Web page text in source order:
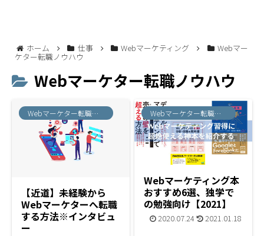
ホーム 仕事 Webマーケティング Webマー
ケター転職ノウハウ
Webマーケター転職ノウハウ
Webマーケター転職ノウハウ
【近道】未経験から
Webマーケターへ転職
する方法※インタビュ
ー
Webマーケター転職ノウハウ
Webマーケティング本
おすすめ6選、独学で
の勉強向け【2021】
2020.07.24 2021.01.18